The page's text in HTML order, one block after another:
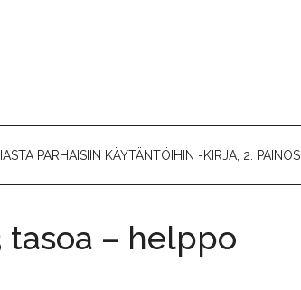
PARHAISIIN KÄYTÄNTÖIHIN -KIRJA, 2. PAINOS
– helppo